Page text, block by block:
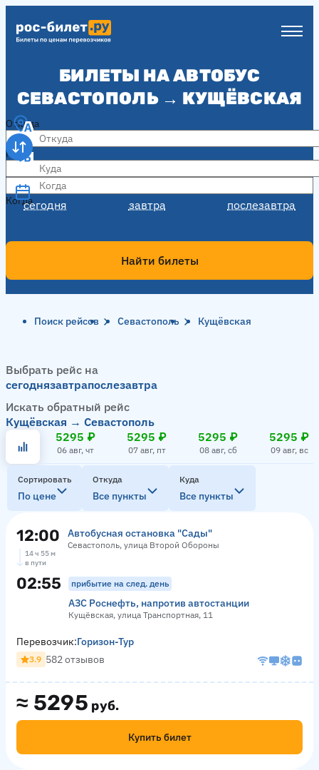
БИЛЕТЫ НА АВТОБУС
СЕВАСТОПОЛЬ → КУЩЁВСКАЯ
Откуда
Куда
Когда
сегодня завтра послезавтра
Когда
Найти билеты
Поиск рейсов Севастополь Кущёвская
Выбрать рейс на
сегоднязавтрапослезавтра
Искать обратный рейс
Кущёвская → Севастополь
5295 ₽
06 авг, чт
5295 ₽
07 авг, пт
5295 ₽
08 авг, сб
5295 ₽
09 авг, вс
Сортировать
По цене
Откуда
Все пункты
Куда
Все пункты
12:00 Автобусная остановка "Сады"
Севастополь, улица Второй Обороны
14 ч 55 м
в пути
02:55 прибытие на след. день
АЗС Роснефть, напротив автостанции
Кущёвская, улица Транспортная, 11
≈ 5295 руб.
Купить билет
Перевозчик:Горизон-Тур
3.9 582 отзывов